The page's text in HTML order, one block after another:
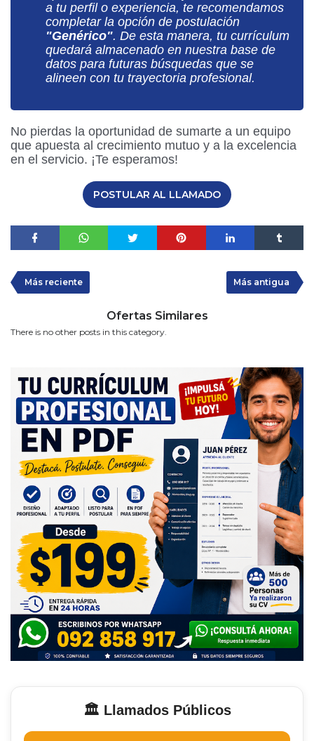
a tu perfil o experiencia, te recomendamos
completar la opción de postulación
"Genérico". De esta manera, tu currículum
quedará almacenado en nuestra base de
datos para futuras búsquedas que se
alineen con tu trayectoria profesional.
No pierdas la oportunidad de sumarte a un equipo
que apuesta al crecimiento mutuo y a la excelencia
en el servicio. ¡Te esperamos!
POSTULAR AL LLAMADO
Más reciente Más antigua
Ofertas Similares
There is no other posts in this category.
🏛️ Llamados Públicos